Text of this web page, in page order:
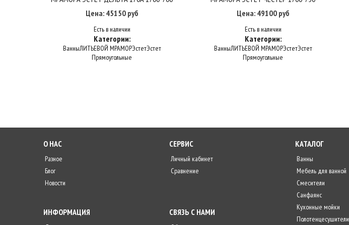
Цена: 45150 руб
Есть в наличии
Категории:
ВанныЛИТЬЕВОЙ МРАМОРЭстетЭстет
Прямоугольные
Цена: 49100 руб
Есть в наличии
Категории:
ВанныЛИТЬЕВОЙ МРАМОРЭстетЭстет
Прямоугольные
О НАС
Разное
Блог
Новости
СЕРВИС
Личный кабинет
Сравнение
ИНФОРМАЦИЯ СВЯЗЬ С НАМИ
КАТАЛОГ
Ванны
Мебель для ванной
Смесители
Санфаянс
Кухонные мойки
Полотенцесушители